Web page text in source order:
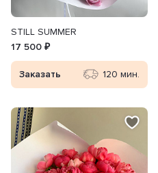
STILL SUMMER
17 500 ₽
Заказать 120 мин.